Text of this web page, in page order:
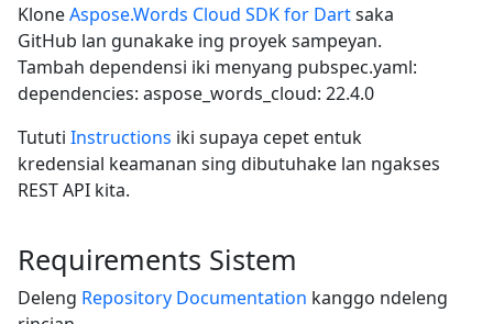
KloneAspose.Words Cloud SDK for Dartsaka
GitHub lan gunakake ing proyek sampeyan.
Tambah dependensi iki menyang pubspec.yaml:
dependencies: aspose_words_cloud: 22.4.0
Tututi Instructions iki supaya cepet entuk
kredensial keamanan sing dibutuhake lan ngakses
REST API kita.
Requirements Sistem
Deleng Repository Documentation kanggo ndeleng